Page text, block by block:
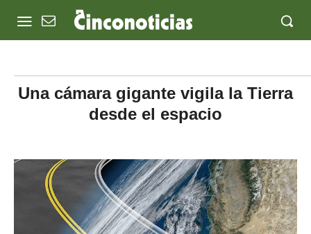
Una cámara gigante vigila la Tierra
desde el espacio